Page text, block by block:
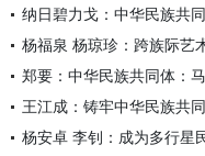
郑要：中华民族共同体：
王江成：铸牢中华民族共